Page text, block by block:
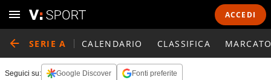
ACCEDI
SERIE A CALENDARIO CLASSIFICA
Seguici su: Google Discover Fonti preferite